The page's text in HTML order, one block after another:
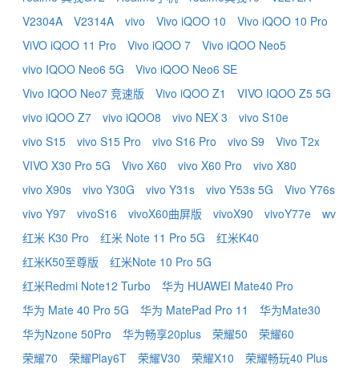
V2304A
V2314A vivo Vivo iQOO 10
Vivo iQOO 10 Pro
ViVO iQOO 11 Pro
Vivo iQOO 7
Vivo iQOO Neo5
vivo IQOO Neo6 5G
Vivo iQOO Neo6 SE
Vivo IQOO Neo7 竞速版
Vivo iQOO Z1
VIVO IQOO Z5 5G
vivo iQOO Z7
vivo iQOO8 vivo NEX 3
vivo S10e
vivo S15
vivo S15 Pro vivo S16 Pro vivo S9
Vivo T2x
VIVO X30 Pro 5G
Vivo X60 vivo X60 Pro
vivo X80
vivo X90s
vivo Y30G vivo Y31s vivo Y53s 5G
Vivo Y76s
vivo Y97
vivoS16 vivoX60曲屏版 vivoX90 vivoY77e
wv
红米 K30 Pro
红米 Note 11 Pro 5G
红米K40
红米K50至尊版
红米Note 10 Pro 5G
红米Redmi Note12 Turbo
华为 HUAWEI Mate40 Pro
华为 Mate 40 Pro 5G
华为 MatePad Pro 11
华为Mate30
华为Nzone 50Pro
华为畅享20plus 荣耀50
荣耀60
荣耀70
荣耀Play6T 荣耀V30 荣耀X10
荣耀畅玩40 Plus